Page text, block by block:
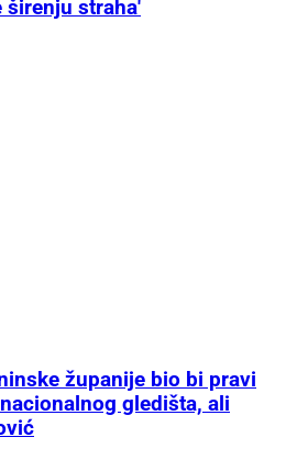
širenju straha'
županije bio bi pravi
gledišta, ali